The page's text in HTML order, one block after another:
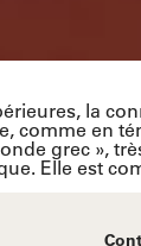
la
comme en
grec »,
Elle est